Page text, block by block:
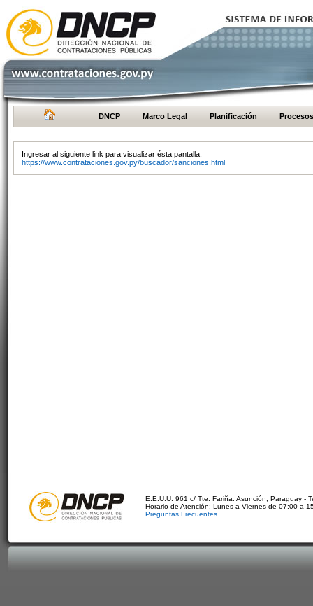
DNCP Marco Legal Planificación Procesos
Ingresar al siguiente link para visualizar ésta pantalla:
https://www.contrataciones.gov.py/buscador/sanciones.html
E.E.U.U. 961 c/ Tte. Fariña. Asunción, Paraguay -
Horario de Atención: Lunes a Viernes de 07:00 a
Preguntas Frecuentes